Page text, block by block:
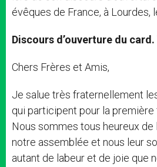
évêques de France, à Lourdes,
Discours d’ouverture du
Chers Frères et Amis,
Je salue très fraternellement
qui participent pour la première
Nous sommes tous heureux de
notre assemblée et nous leur
autant de labeur et de joie que